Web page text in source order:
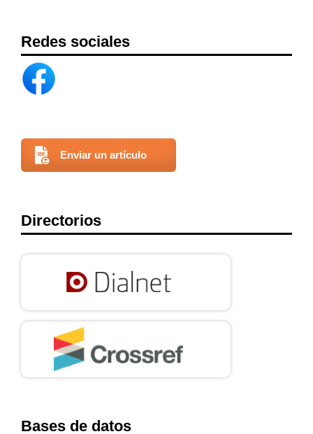
Redes sociales
Enviar un artículo
Directorios
Bases de datos